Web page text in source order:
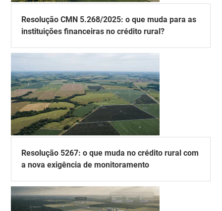
Resolução CMN 5.268/2025: o que muda para as
instituições financeiras no crédito rural?
Resolução 5267: o que muda no crédito rural com
a nova exigência de monitoramento